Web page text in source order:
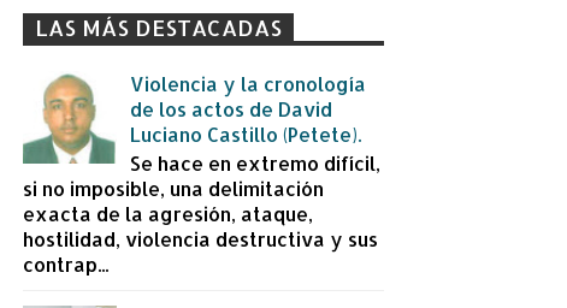
LAS MÁS DESTACADAS
Violencia y la cronología
de los actos de David
Luciano Castillo (Petete).
Se hace en extremo difícil,
si no imposible, una delimitación
exacta de la agresión, ataque,
hostilidad, violencia destructiva y sus
contrap...